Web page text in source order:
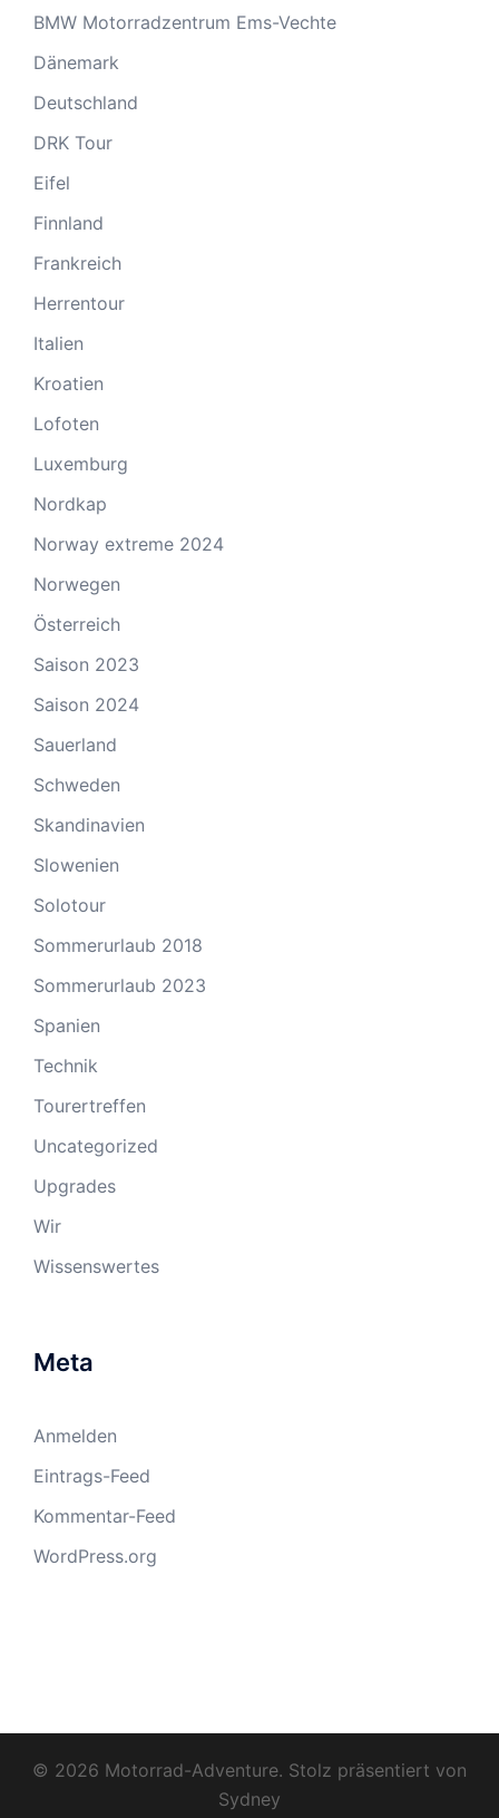
BMW Motorradzentrum Ems-Vechte
Dänemark
Deutschland
DRK Tour
Eifel
Finnland
Frankreich
Herrentour
Italien
Kroatien
Lofoten
Luxemburg
Nordkap
Norway extreme 2024
Norwegen
Österreich
Saison 2023
Saison 2024
Sauerland
Schweden
Skandinavien
Slowenien
Solotour
Sommerurlaub 2018
Sommerurlaub 2023
Spanien
Technik
Tourertreffen
Uncategorized
Upgrades
Wir
Wissenswertes
Meta
Anmelden
Eintrags-Feed
Kommentar-Feed
WordPress.org
© 2026 Motorrad-Adventure. Stolz präsentiert von
Sydney